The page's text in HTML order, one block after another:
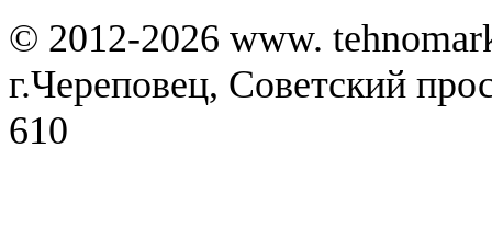
© 2012-2026 www.
г.Череповец, Советский
610